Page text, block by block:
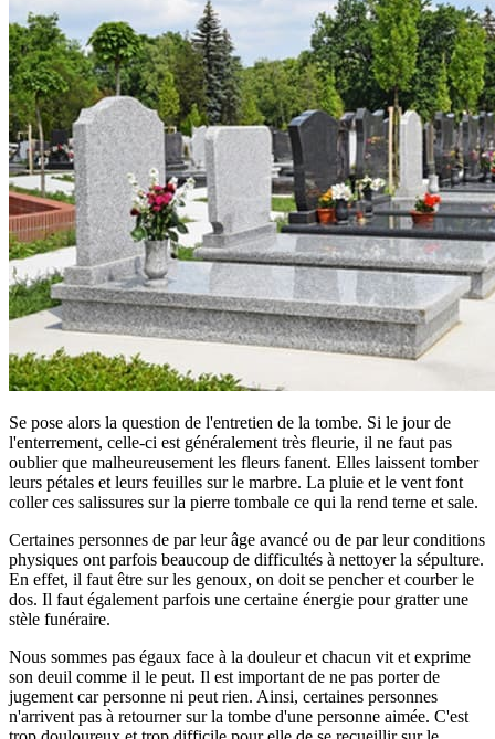
Se pose alors la question de l'entretien de la tombe. Si le jour de
l'enterrement, celle-ci est généralement très fleurie, il ne faut pas
oublier que malheureusement les fleurs fanent. Elles laissent tomber
leurs pétales et leurs feuilles sur le marbre. La pluie et le vent font
coller ces salissures sur la pierre tombale ce qui la rend terne et sale.
Certaines personnes de par leur âge avancé ou de par leur conditions
physiques ont parfois beaucoup de difficultés à nettoyer la sépulture.
En effet, il faut être sur les genoux, on doit se pencher et courber le
dos. Il faut également parfois une certaine énergie pour gratter une
stèle funéraire.
Nous sommes pas égaux face à la douleur et chacun vit et exprime
son deuil comme il le peut. Il est important de ne pas porter de
jugement car personne ni peut rien. Ainsi, certaines personnes
n'arrivent pas à retourner sur la tombe d'une personne aimée. C'est